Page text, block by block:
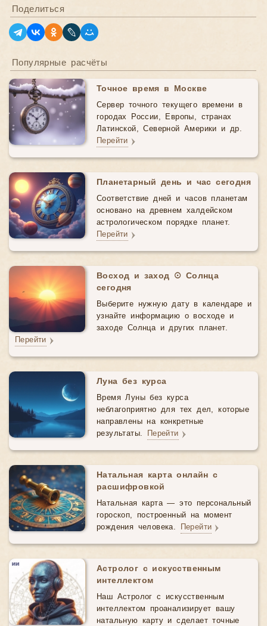
Поделиться
Популярные расчёты
Точное время в Москве
Сервер точного текущего времени в
городах России, Европы, странах
Латинской, Северной Америки и др.
Перейти
Планетарный день и час сегодня
Соответствие дней и часов планетам
основано на древнем халдейском
астрологическом порядке планет.
Перейти
Восход и заход ☉ Солнца
сегодня
Выберите нужную дату в календаре и
узнайте информацию о восходе и
заходе Солнца и других планет.
Перейти
Луна без курса
Время Луны без курса
неблагоприятно для тех дел, которые
направлены на конкретные
результаты. Перейти
Натальная карта онлайн с
расшифровкой
Натальная карта — это персональный
гороскоп, построенный на момент
рождения человека. Перейти
Астролог с искусственным
интеллектом
Наш Астролог с искусственным
интеллектом проанализирует вашу
натальную карту и сделает точные